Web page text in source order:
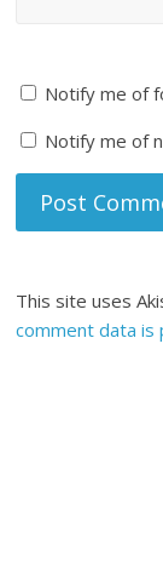
Notify me of
Notify me of
This site uses
comment data is